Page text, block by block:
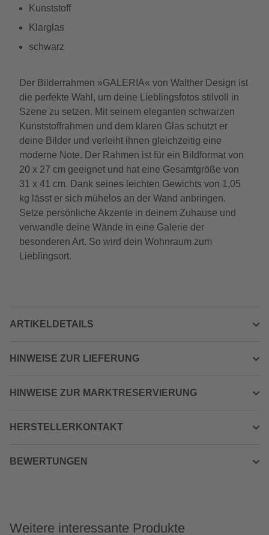
Kunststoff
Klarglas
schwarz
Der Bilderrahmen »GALERIA« von Walther Design ist
die perfekte Wahl, um deine Lieblingsfotos stilvoll in
Szene zu setzen. Mit seinem eleganten schwarzen
Kunststoffrahmen und dem klaren Glas schützt er
deine Bilder und verleiht ihnen gleichzeitig eine
moderne Note. Der Rahmen ist für ein Bildformat von
20 x 27 cm geeignet und hat eine Gesamtgröße von
31 x 41 cm. Dank seines leichten Gewichts von 1,05
kg lässt er sich mühelos an der Wand anbringen.
Setze persönliche Akzente in deinem Zuhause und
verwandle deine Wände in eine Galerie der
besonderen Art. So wird dein Wohnraum zum
Lieblingsort.
ARTIKELDETAILS
HINWEISE ZUR LIEFERUNG
HINWEISE ZUR MARKTRESERVIERUNG
HERSTELLERKONTAKT
BEWERTUNGEN
Weitere interessante Produkte